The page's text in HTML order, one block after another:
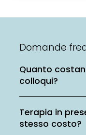
Domande
Quanto
colloqui?
Terapia in
stesso costo?